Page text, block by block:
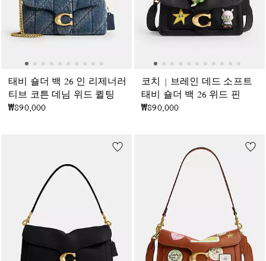
태비 숄더 백 26 인 리제너러
티브 코튼 데님 위드 퀼팅
₩890,000
코치 | 브레인 데드 소프트
태비 숄더 백 26 위드 핀
₩890,000